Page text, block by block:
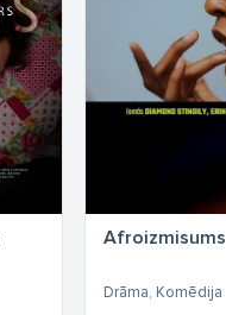
Afroizmisums
Drāma, Komēdija